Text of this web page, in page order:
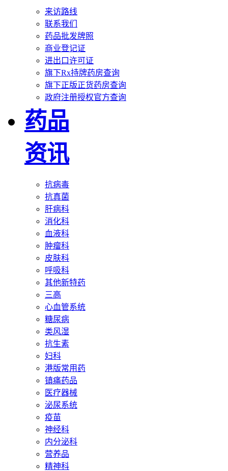
来访路线
联系我们
药品批发牌照
商业登记证
进出口许可证
旗下Rx持牌药房查询
旗下正版正货药房查询
政府注册授权官方查询
药品
资讯
抗病毒
抗真菌
肝病科
消化科
血液科
肿瘤科
皮肤科
呼吸科
其他新特药
三高
心血管系统
糖尿病
类风湿
抗生素
妇科
港版常用药
镇痛药品
医疗器械
泌尿系统
疫苗
神经科
内分泌科
营养品
精神科